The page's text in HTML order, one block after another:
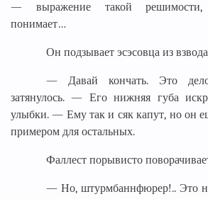
— выражение такой решимости,
понимает…
Он подзывает эсэсовца из
— Давай кончать. Это
затянулось. — Его нижняя губа
улыбки. — Ему так и сяк капут, но он
примером для остальных.
Фаллест порывисто
— Но, штурмбаннфюрер!.. Это